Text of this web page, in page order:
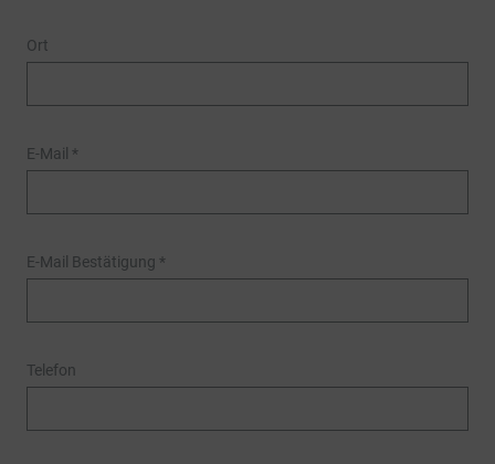
Ort
E-Mail *
E-Mail Bestätigung *
Telefon